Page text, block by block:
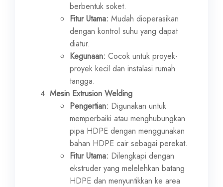
berbentuk soket.
Fitur Utama: Mudah dioperasikan
dengan kontrol suhu yang dapat
diatur.
Kegunaan: Cocok untuk proyek-
proyek kecil dan instalasi rumah
tangga.
Mesin Extrusion Welding
Pengertian: Digunakan untuk
memperbaiki atau menghubungkan
pipa HDPE dengan menggunakan
bahan HDPE cair sebagai perekat.
Fitur Utama: Dilengkapi dengan
ekstruder yang melelehkan batang
HDPE dan menyuntikkan ke area